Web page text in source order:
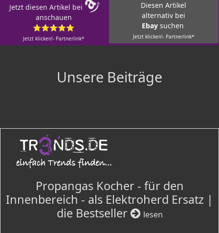
Jetzt diesen Artikel bei
anschauen
⭐⭐⭐⭐⭐
Jetzt klicken!- Partnerlink*
Diesen Artikel
alternativ bei
Ebay suchen
Jetzt klicken!- Partnerlink*
Unsere Beiträge
Propangas Kocher - für den
Innenbereich - als Elektroherd Ersatz |
die Bestseller
lesen